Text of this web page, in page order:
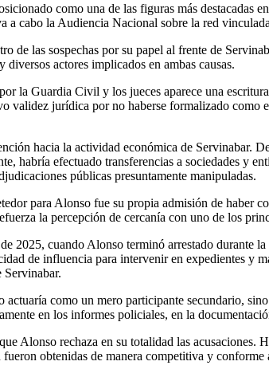
como una de las figuras más destacadas
a cabo la Audiencia Nacional sobre la red
de las sospechas por su papel al frente de
actores implicados en ambas causas.
la Guardia Civil y los jueces aparece una
validez jurídica por no haberse formalizado
hacia la actividad económica de Servinabar.
habría efectuado transferencias a sociedades y
públicas presuntamente manipuladas.
para Alonso fue su propia admisión de haber
la percepción de cercanía con uno de los
2025, cuando Alonso terminó arrestado
de influencia para intervenir en expedientes y
Servinabar.
como un mero participante secundario,
en los informes policiales, en la
Alonso rechaza en su totalidad las
obtenidas de manera competitiva y